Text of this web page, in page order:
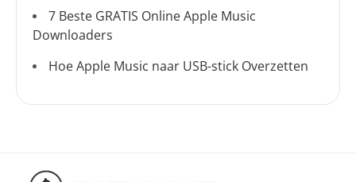
7 Beste GRATIS Online Apple Music
Downloaders
Hoe Apple Music naar USB-stick Overzetten